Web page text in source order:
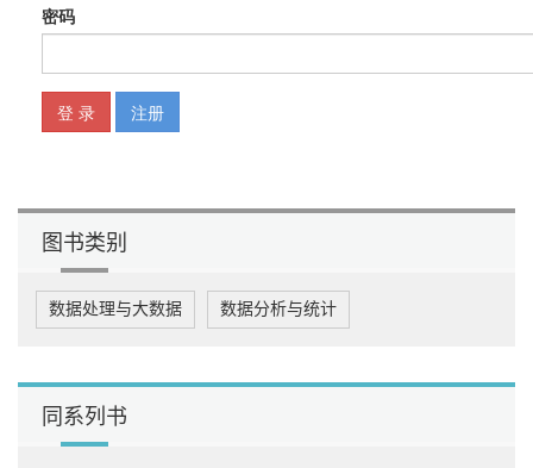
图书类别
数据处理与大数据 数据分析与统计
同系列书